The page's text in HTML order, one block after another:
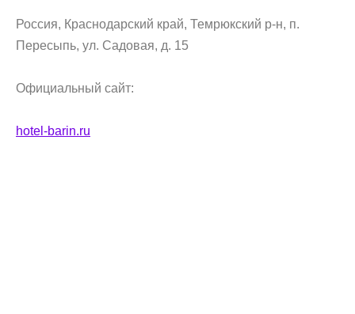
Россия, Краснодарский край, Темрюкский р-н, п.
Пересыпь, ул. Садовая, д. 15
Официальный сайт:
hotel-barin.ru